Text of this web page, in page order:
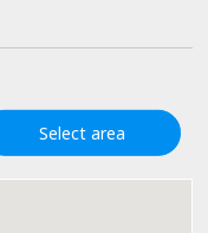
Select area